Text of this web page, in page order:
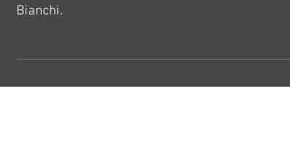
CAVALLO PAZZO il nuovo singolo dell'artista
Bianchi.